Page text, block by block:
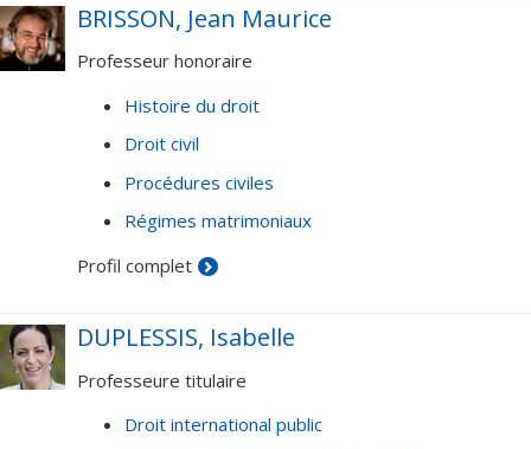
BRISSON, Jean Maurice
Professeur honoraire
Histoire du droit
Droit civil
Procédures civiles
Régimes matrimoniaux
Profil complet
DUPLESSIS, Isabelle
Professeure titulaire
Droit international public